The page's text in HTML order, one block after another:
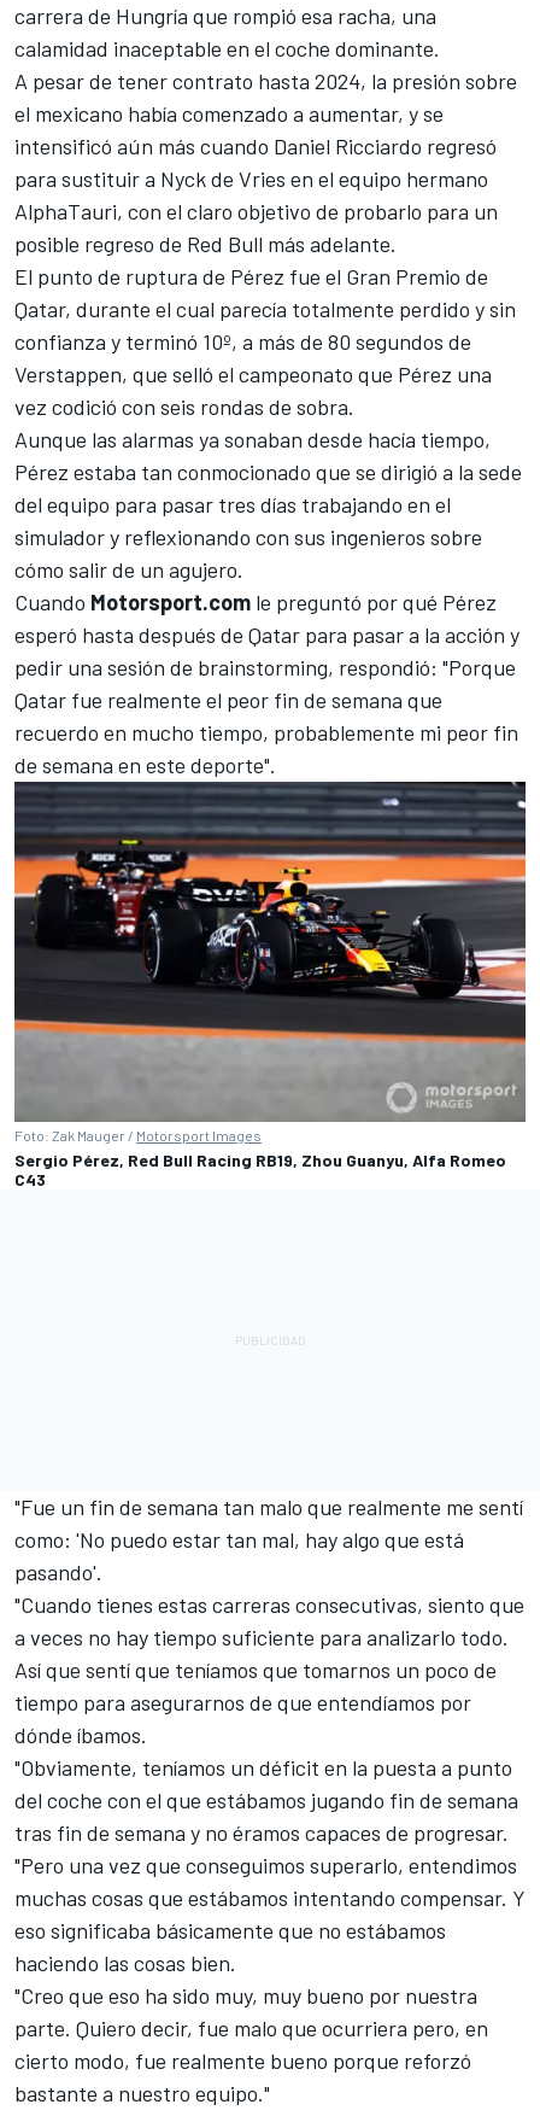
carrera de Hungría que rompió esa racha, una
calamidad inaceptable en el coche dominante.
A pesar de tener contrato hasta 2024, la presión sobre
el mexicano había comenzado a aumentar, y se
intensificó aún más cuando Daniel Ricciardo regresó
para sustituir a Nyck de Vries en el equipo hermano
AlphaTauri, con el claro objetivo de probarlo para un
posible regreso de Red Bull más adelante.
El punto de ruptura de Pérez fue el Gran Premio de
Qatar, durante el cual parecía totalmente perdido y sin
confianza y terminó 10º, a más de 80 segundos de
Verstappen, que selló el campeonato que Pérez una
vez codició con seis rondas de sobra.
Aunque las alarmas ya sonaban desde hacía tiempo,
Pérez estaba tan conmocionado que se dirigió a la sede
del equipo para pasar tres días trabajando en el
simulador y reflexionando con sus ingenieros sobre
cómo salir de un agujero.
Cuando Motorsport.com le preguntó por qué Pérez
esperó hasta después de Qatar para pasar a la acción y
pedir una sesión de brainstorming, respondió: "Porque
Qatar fue realmente el peor fin de semana que
recuerdo en mucho tiempo, probablemente mi peor fin
de semana en este deporte".
Foto: Zak Mauger / Motorsport Images
Sergio Pérez, Red Bull Racing RB19, Zhou Guanyu, Alfa Romeo
C43
"Fue un fin de semana tan malo que realmente me sentí
como: 'No puedo estar tan mal, hay algo que está
pasando'.
"Cuando tienes estas carreras consecutivas, siento que
a veces no hay tiempo suficiente para analizarlo todo.
Así que sentí que teníamos que tomarnos un poco de
tiempo para asegurarnos de que entendíamos por
dónde íbamos.
"Obviamente, teníamos un déficit en la puesta a punto
del coche con el que estábamos jugando fin de semana
tras fin de semana y no éramos capaces de progresar.
"Pero una vez que conseguimos superarlo, entendimos
muchas cosas que estábamos intentando compensar. Y
eso significaba básicamente que no estábamos
haciendo las cosas bien.
"Creo que eso ha sido muy, muy bueno por nuestra
parte. Quiero decir, fue malo que ocurriera pero, en
cierto modo, fue realmente bueno porque reforzó
bastante a nuestro equipo."